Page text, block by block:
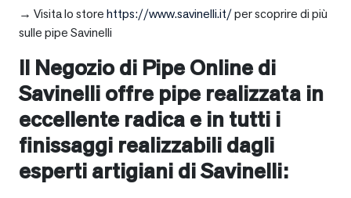
→ Visita lo storehttps://www.savinelli.it/per scoprire di più
sulle pipe Savinelli
Il Negozio di Pipe Online di
Savinelli offre pipe realizzata in
eccellente radica e in tutti i
finissaggi realizzabili dagli
esperti artigiani di Savinelli: